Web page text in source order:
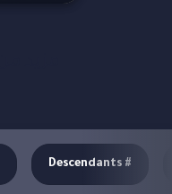
#
Descendants